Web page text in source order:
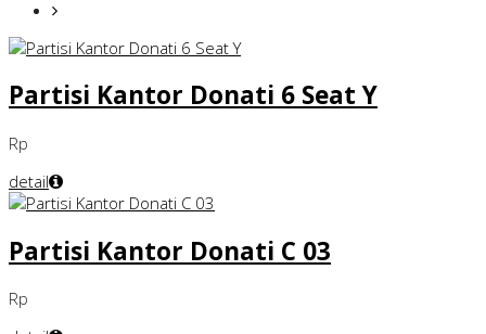
Partisi Kantor Donati 6 Seat Y
Rp
detail
Partisi Kantor Donati C 03
Rp